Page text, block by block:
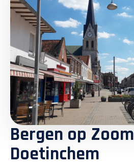
Bergen op Zoom
Doetinchem